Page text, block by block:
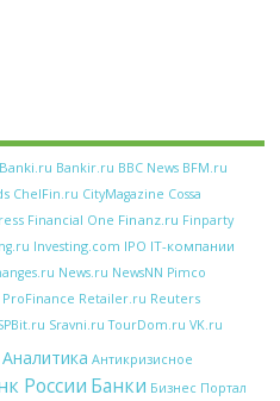
Banki.ru Bankir.ru BBC News BFM.ru
ChelFin.ru CityMagazine Cossa
Financial One Finanz.ru Finparty
Investing.com IPO IT-компании
News.ru NewsNN Pimco
ProFinance Retailer.ru Reuters
Sravni.ru TourDom.ru VK.ru
Аналитика Антикризисное
России Банки Бизнес Портал